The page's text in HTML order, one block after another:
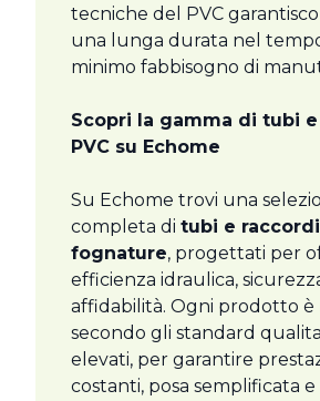
tecniche del PVC
una lunga durata nel
minimo fabbisogno di
Scopri la gamma di tubi
PVC su Echome
Su Echome trovi una
completa di tubi e
fognature, progettati per
efficienza idraulica,
affidabilità. Ogni prodotto è
secondo gli standard
elevati, per garantire
costanti, posa semplificata e